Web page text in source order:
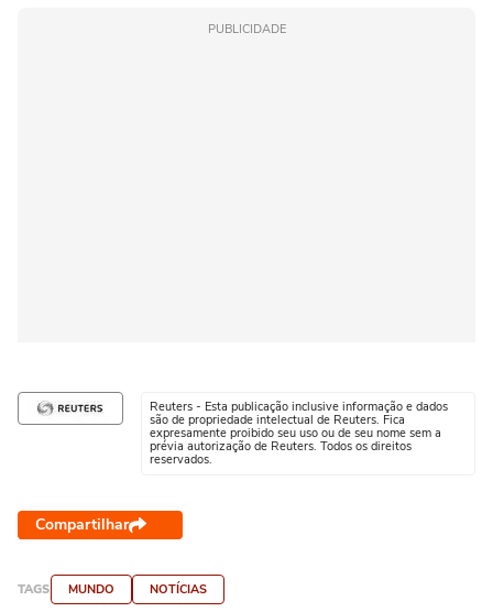
PUBLICIDADE
Reuters - Esta publicação inclusive informação e dados
são de propriedade intelectual de Reuters. Fica
expresamente proibido seu uso ou de seu nome sem a
prévia autorização de Reuters. Todos os direitos
reservados.
Compartilhar
TAGS MUNDO NOTÍCIAS